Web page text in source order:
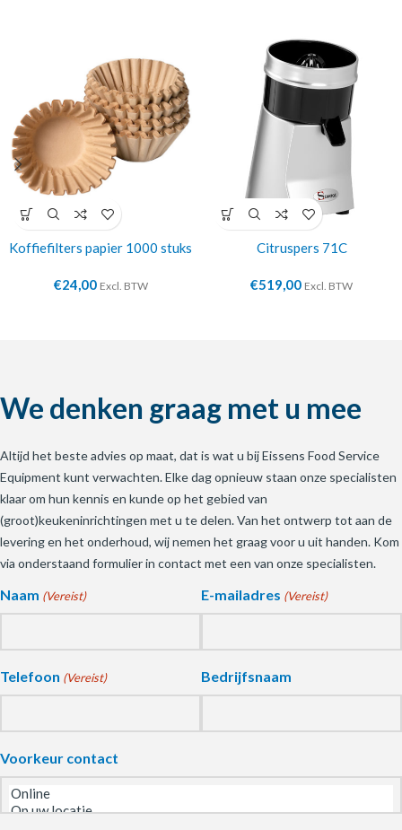
Koffiefilters papier 1000 stuks
€24,00 Excl. BTW
Citruspers 71C
€519,00 Excl. BTW
We denken graag met u mee
Altijd het beste advies op maat, dat is wat u bij Eissens Food Service
Equipment kunt verwachten. Elke dag opnieuw staan onze specialisten
klaar om hun kennis en kunde op het gebied van
(groot)keukeninrichtingen met u te delen. Van het ontwerp tot aan de
levering en het onderhoud, wij nemen het graag voor u uit handen. Kom
via onderstaand formulier in contact met een van onze specialisten.
Naam (Vereist) E-mailadres (Vereist)
Telefoon (Vereist) Bedrijfsnaam
Voorkeur contact